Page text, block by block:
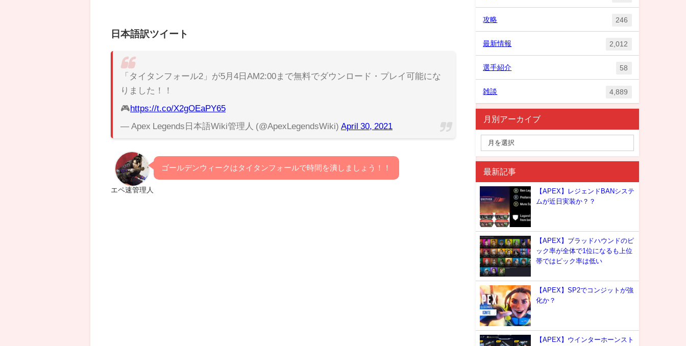
日本語訳ツイート
「タイタンフォール2」が5月4日AM2:00まで無料でダウンロード・プレイ可能にな
りました！！
🎮https://t.co/X2gOEaPY65
— Apex Legends日本語Wiki管理人 (@ApexLegendsWiki) April 30, 2021
エペ速管理人
ゴールデンウィークはタイタンフォールで時間を潰しましょう！！
攻略 246
最新情報 2,012
選手紹介 58
雑談 4,889
月別アーカイブ
最新記事
【APEX】レジェンドBANシステ
ムが近日実装か？？
【APEX】ブラッドハウンドのピ
ック率が全体で1位になるも上位
帯ではピック率は低い
【APEX】SP2でコンジットが強
化か？
【APEX】ウインターホーンスト